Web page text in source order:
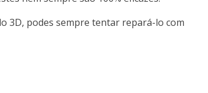
3D, podes sempre tentar repará-lo com